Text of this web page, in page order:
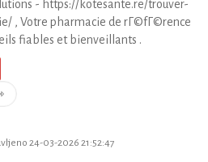
- https://kotesante.re/trouver-
, Votre pharmacie de rГ©fГ©rence
fiables et bienveillants .
24-03-2026 21:52:47